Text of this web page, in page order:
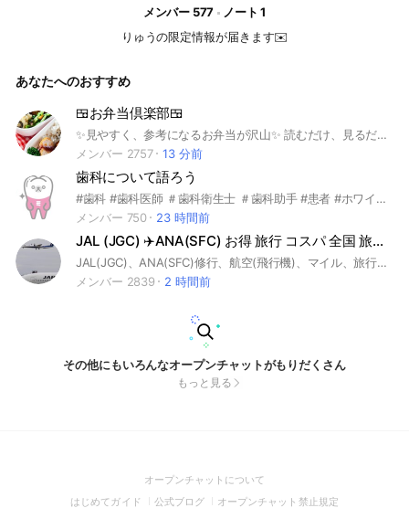
メンバー 577
ノート 1
りゅうの限定情報が届きます✉️
あなたへのおすすめ
🍱お弁当倶楽部🍱
✨見やすく、参考になるお弁当が沢山✨ 読むだけ、見るだけの方(ROM専)も歓迎します。 質問をしたい方は付属の【お弁当の質問部屋】部屋ご参加下さい。 🌼絡みなしのお弁当ルーム🌼 🌼お弁当カタログのような部屋 🌼みんなのお弁当を参考にしたい方 お弁当に対しての質問、テクニックを知りたい方、いろいろお喋りを楽しみたい方の為にお喋りルーム【雑談倶楽部】を併設しています。 🍱メインルーム📸《お弁当倶楽部》 ☑︎大事なノート必読(参加条件) ☑︎お弁当のメニューと画像のアップ ☑︎お弁当が見やすくわかりやすい お弁当のカタログ部屋 ☑︎お弁当の画像UPだけをしたい方 ※質問・雑談❌ 【サブルーム】 《🍱 雑談倶楽部》 《🍱 お弁当の質問部屋》 雑談の部屋,質問専用の部屋を併設しております。 お弁当の質問だけをしたい方、お喋りをしたい方もどうぞ( ˆᴗˆ )♡ ☑︎大事なノート必読(参加条件) ☑︎お弁当のテクニックを知りたい方 ☑︎お弁当の質問をしたい方 両部屋在室もOK ストレスフリーで楽しみましょう👌 🥢🥢🥢🥢🥢🥢🥢🥢🥢 🍱おかずのレパートリーを増やしたい 🍱お弁当作りのコツが知りたい 🍱お弁当のコスパは？ 🍱オススメのお弁当箱 🍱お弁当用のオススメ冷食ありますか？ 🍱冷めても美味しいお弁当 🍱時短で作るお弁当 🍱メインのオカズ/副菜のオカズ 🍱アイデア💡 🍱情報交換♪ 🍱お弁当の下ごしらえ 🍱お弁当にかける時間は？ 🥢🥢🥢🥢🥢🥢🥢🥢🥢 #絡みなし #手作り弁当 #アルモンデ弁当 #毎日のお弁当 #愛妻弁当 #楽ちん #手抜き #ズボラ #アイデア弁当 #キャラ弁 #復讐弁当 #オモシロ弁当 #映える弁当 #食べ盛り #男子弁当 ＃女子弁当 #特別な日のお弁当 #イベント弁当 #お弁当箱 #おすすめ冷食 #おすすめ惣菜 #お弁当グッズ #便利グッズ #コスパ #低コスト #毎日オベント大変だよね #ネタ切れするし #朝は眠い #でもでも愛する家族のため #母はがんばっているのだ！ #みがんばろーね #ぐう
メンバー 2757
13 分前
歯科について語ろう
#歯科 #歯科医師 ＃歯科衛生士 ＃歯科助手 #患者 #ホワイトニング#美容歯科＃審美歯科＃インプラント#矯正#歯並び#サプリメント#dental
メンバー 750
23 時間前
JAL (JGC) ✈️ANA(SFC) お得 旅行 コスパ 全国 旅行支援 マイル 特典航空券 他
JAL(JGC)、ANA(SFC)修行、航空(飛行機)、マイル、旅行、お得情報を軸とした雑談部屋です#JAL#日本航空#ANA#全日空#旅行#JGC#SPG#SFC#修行#コスパ#マイル#飛行機#特典航空券#全国#旅行支援#割引#マイラー#県民割#都民割#府民割#セール情報#海外旅行#国内旅行#クーポン#トク#無料
メンバー 2839
2 時間前
その他にもいろんなオープンチャットがもりだくさん
もっと見る
オープンチャットについて
in
はじめてガイド (Open
公式ブログ (Open
オープンチャット禁止規定(Open